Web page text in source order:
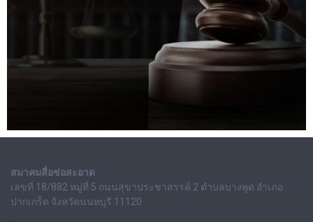
สมาคมสื่อช่อสะอาด
เลขที่ 18/882 หมู่ที่ 5 ถนนสุขาประชาสรรค์ 2 ตำบลบางพูด อำเภอ
ปากเกร็ด จังหวัดนนทบุรี 11120